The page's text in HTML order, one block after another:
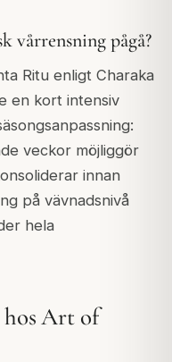
vårrensning pågå?
Ritu enligt Charaka
en kort intensiv
veckor möjliggör
innan
på vävnadsnivå
hela
hos Art of